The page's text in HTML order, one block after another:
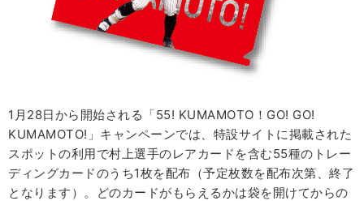
1月28日から開始される「55! KUMAMOTO！GO! GO!
KUMAMOTO!」キャンペーンでは、特設サイトに掲載された
スポットの利用で村上選手のレアカードを含む55種のトレー
ディングカードのうち1枚を配布（予定枚数を配布次第、終了
となります）。どのカードがもらえるかは袋を開けてからの